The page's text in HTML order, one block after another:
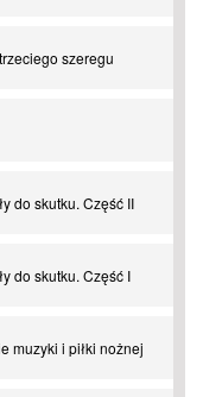
szeregu
do skutku. Część II
do skutku. Część I
muzyki i piłki nożnej